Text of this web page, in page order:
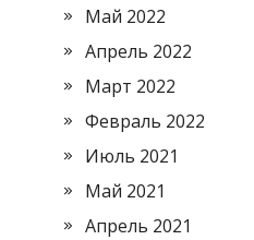
Май 2022
Апрель 2022
Март 2022
Февраль 2022
Июль 2021
Май 2021
Апрель 2021